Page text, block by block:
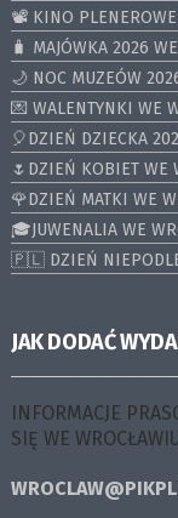
📽️ KINO PLENEROWE
🧳 MAJÓWKA 2026
🌙 NOC MUZEÓW
💌 WALENTYNKI WE
🎈DZIEŃ DZIECKA
🌷DZIEŃ KOBIET WE
🌹DZIEŃ MATKI WE
🎓JUWENALIA WE
🇵🇱 DZIEŃ
JAK DODAĆ
INFORMACJE
SIĘ WE